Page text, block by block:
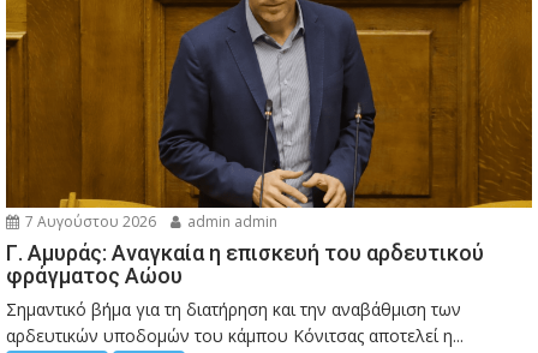
7 Αυγούστου 2026 admin admin
Γ. Αμυράς: Αναγκαία η επισκευή του αρδευτικού
φράγματος Αώου
Σημαντικό βήμα για τη διατήρηση και την αναβάθμιση των
αρδευτικών υποδομών του κάμπου Κόνιτσας αποτελεί η...